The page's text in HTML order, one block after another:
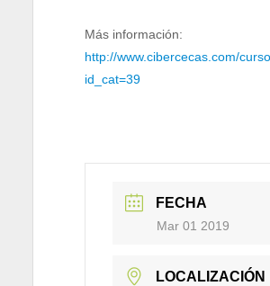
Más información:
http://www.cibercecas.com/
id_cat=39
FECHA
Mar 01 2019
LOCALIZACIÓN